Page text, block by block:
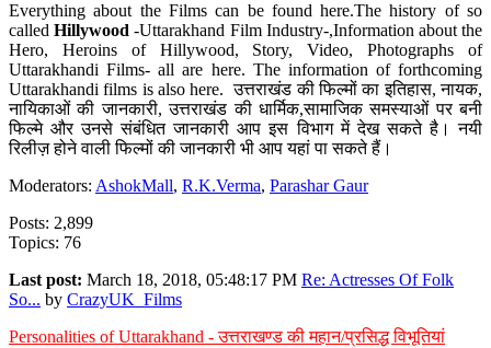
Everything about the Films can be found here.The history of so
calledHillywood-Uttarakhand Film Industry-,Information about the
Hero, Heroins of Hillywood, Story, Video, Photographs of
Uttarakhandi Films- all are here. The information of forthcoming
Uttarakhandi films is also here. उत्तराखंड की फिल्मों का इतिहास, नायक,
नायिकाओं की जानकारी, उत्तराखंड की धार्मिक,सामाजिक समस्याओं पर बनी
फिल्मे और उनसे संबंधित जानकारी आप इस विभाग में देख सकते है। नयी
रिलीज़ होने वाली फिल्मों की जानकारी भी आप यहां पा सकते हैं।
Moderators: AshokMall, R.K.Verma, Parashar Gaur
Posts: 2,899
Topics: 76
Last post: March 18, 2018, 05:48:17 PM Re: Actresses Of Folk
So... by CrazyUK_Films
Personalities of Uttarakhand - उत्तराखण्ड की महान/प्रसिद्ध विभूतियां